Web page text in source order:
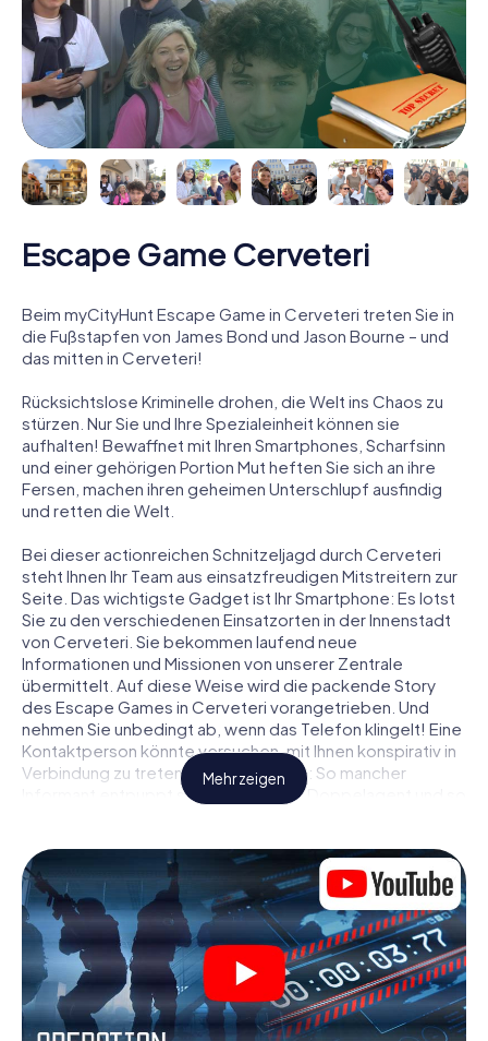
Escape Game Cerveteri
Beim myCityHunt Escape Game in Cerveteri treten Sie in
die Fußstapfen von James Bond und Jason Bourne – und
das mitten in Cerveteri!
Rücksichtslose Kriminelle drohen, die Welt ins Chaos zu
stürzen. Nur Sie und Ihre Spezialeinheit können sie
aufhalten! Bewaffnet mit Ihren Smartphones, Scharfsinn
und einer gehörigen Portion Mut heften Sie sich an ihre
Fersen, machen ihren geheimen Unterschlupf ausfindig
und retten die Welt.
Bei dieser actionreichen Schnitzeljagd durch Cerveteri
steht Ihnen Ihr Team aus einsatzfreudigen Mitstreitern zur
Seite. Das wichtigste Gadget ist Ihr Smartphone: Es lotst
Sie zu den verschiedenen Einsatzorten in der Innenstadt
von Cerveteri. Sie bekommen laufend neue
Informationen und Missionen von unserer Zentrale
übermittelt. Auf diese Weise wird die packende Story
des Escape Games in Cerveteri vorangetrieben. Und
nehmen Sie unbedingt ab, wenn das Telefon klingelt! Eine
Kontaktperson könnte versuchen, mit Ihnen konspirativ in
Verbindung zu treten … Doch Vorsicht: So mancher
Informant entpuppt sich als dubioser Doppelagent und so
und vor allem: Vertrauen Sie niemandem!
Anders als in einem klassischen Escape Room in Cerveteri
sind Sie also nicht in ein Zimmer eingesperrt, aus dem Sie
sich in einem vorgegebenen Zeitfenster befreien
müssen. Diese Smartphone Schnitzeljagd erklärt ganz
Cerveteri zu Ihrem persönlichen Spielfeld! Die technische
Voraussetzung für Ihr Agentenabenteuer in Cerveteri: Ein
Smartphone mit Zugang ins mobile Internet. Per Klick
Mehr zeigen